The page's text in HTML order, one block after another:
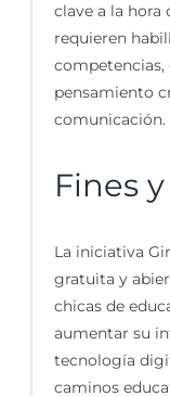
clave a la hora
requieren
competencias,
pensamiento
comunicación.
Fines
La iniciativa
gratuita y
chicas de
aumentar su
tecnología
caminos